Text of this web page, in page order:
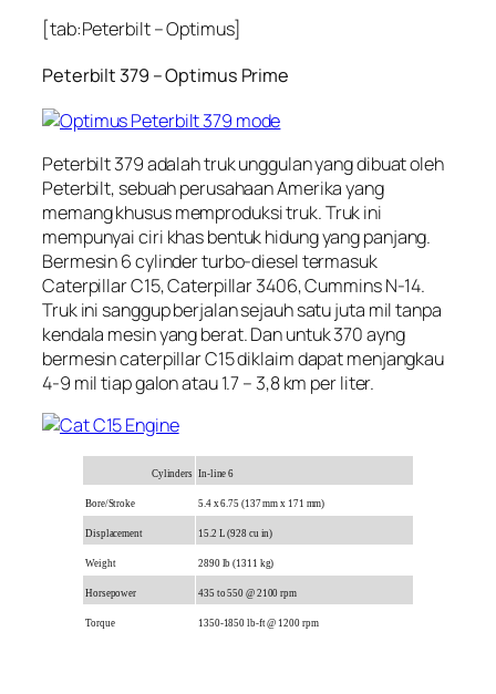
[tab:Peterbilt – Optimus]
Peterbilt 379 – Optimus Prime
Peterbilt 379 adalah truk unggulan yang dibuat oleh
Peterbilt, sebuah perusahaan Amerika yang
memang khusus memproduksi truk. Truk ini
mempunyai ciri khas bentuk hidung yang panjang.
Bermesin 6 cylinder turbo-diesel termasuk
Caterpillar C15, Caterpillar 3406, Cummins N-14.
Truk ini sanggup berjalan sejauh satu juta mil tanpa
kendala mesin yang berat. Dan untuk 370 ayng
bermesin caterpillar C15 diklaim dapat menjangkau
4-9 mil tiap galon atau 1.7 – 3,8 km per liter.
Cylinders In-line 6
Bore/Stroke 5.4 x 6.75 (137 mm x 171 mm)
Displacement 15.2 L (928 cu in)
Weight 2890 lb (1311 kg)
Horsepower 435 to 550 @ 2100 rpm
Torque 1350-1850 lb-ft @ 1200 rpm